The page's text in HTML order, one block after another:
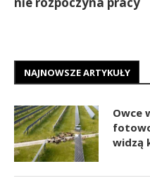
NAJNOWSZE ARTYKUŁY
Owce
widzą